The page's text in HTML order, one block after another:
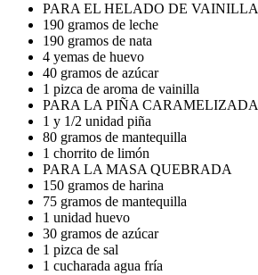
PARA EL HELADO DE VAINILLA
190 gramos de leche
190 gramos de nata
4 yemas de huevo
40 gramos de azúcar
1 pizca de aroma de vainilla
PARA LA PIÑA CARAMELIZADA
1 y 1/2 unidad piña
80 gramos de mantequilla
1 chorrito de limón
PARA LA MASA QUEBRADA
150 gramos de harina
75 gramos de mantequilla
1 unidad huevo
30 gramos de azúcar
1 pizca de sal
1 cucharada agua fría